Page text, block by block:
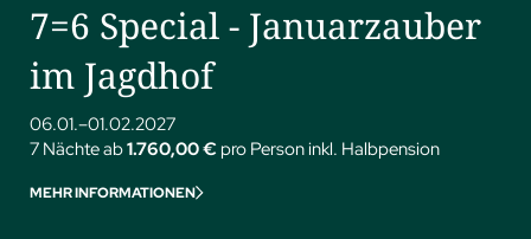
7=6 Special - Januarzauber
im Jagdhof
06.01.–01.02.2027
7 Nächte ab1.760,00 € pro Person inkl. Halbpension
MEHR INFORMATIONEN